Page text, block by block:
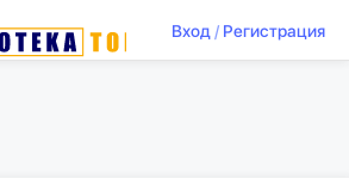
Вход/ Регистрация